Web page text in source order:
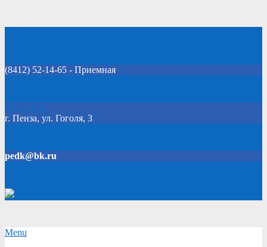
(8412) 52-14-65 - Приемная
Click Here
г. Пенза, ул. Гоголя, 3
pedk@bk.ru
Secondary
Menu